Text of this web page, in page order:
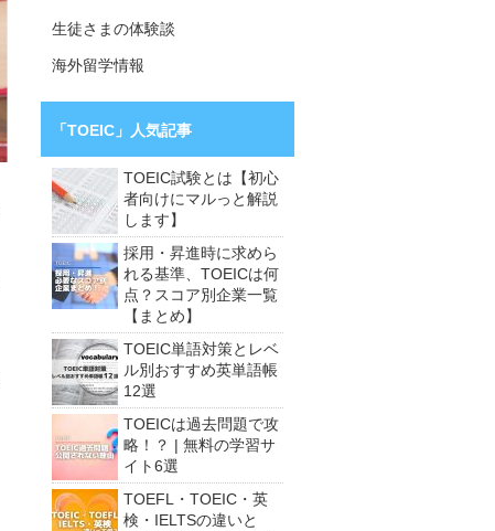
生徒さまの体験談
海外留学情報
「TOEIC」人気記事
TOEIC試験とは【初心
者向けにマルっと解説
します】
採用・昇進時に求めら
れる基準、TOEICは何
点？スコア別企業一覧
【まとめ】
TOEIC単語対策とレベ
ル別おすすめ英単語帳
12選
TOEICは過去問題で攻
略！？ | 無料の学習サ
イト6選
TOEFL・TOEIC・英
検・IELTSの違いと